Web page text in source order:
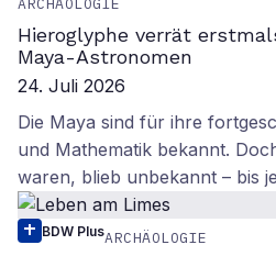
ARCHÄOLOGIE
Hieroglyphe verrät
Maya-Astronomen
24. Juli 2026
Die Maya sind für ihre
und Mathematik bekannt.
waren, blieb unbekannt – bis
BDW PlusARCHÄOLOGIE